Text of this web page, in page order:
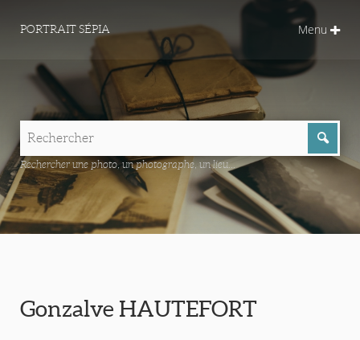
PORTRAIT SÉPIA Menu
Rechercher une photo, un photographe, un lieu...
Gonzalve HAUTEFORT